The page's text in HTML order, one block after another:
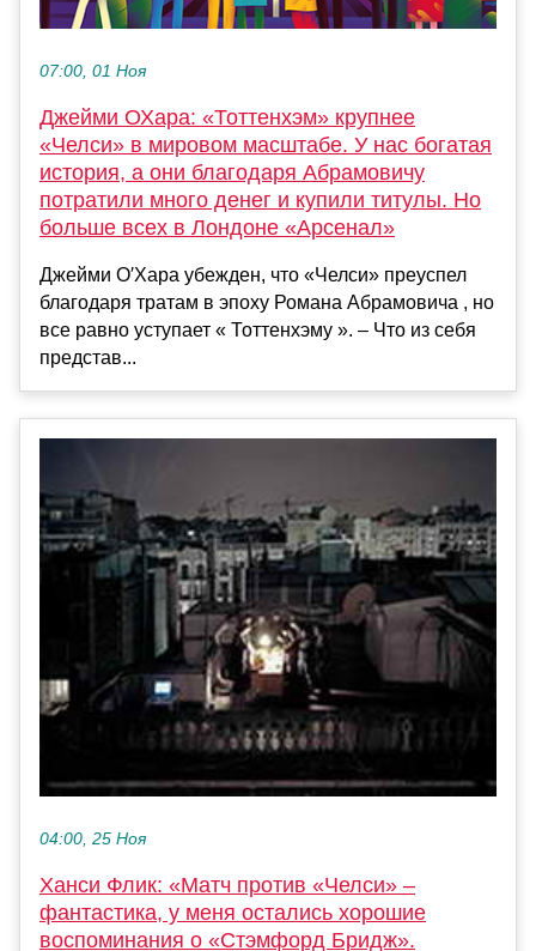
07:00, 01 Ноя
Джейми ОХара: «Тоттенхэм» крупнее
«Челси» в мировом масштабе. У нас богатая
история, а они благодаря Абрамовичу
потратили много денег и купили титулы. Но
больше всех в Лондоне «Арсенал»
Джейми О′Хара убежден, что «Челси» преуспел
благодаря тратам в эпоху Романа Абрамовича , но
все равно уступает « Тоттенхэму ». – Что из себя
представ...
04:00, 25 Ноя
Ханси Флик: «Матч против «Челси» –
фантастика, у меня остались хорошие
воспоминания о «Стэмфорд Бридж».